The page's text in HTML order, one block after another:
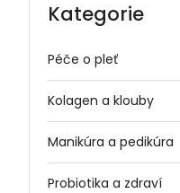
Kategorie
Péče o pleť
Kolagen a klouby
Manikúra a pedikúra
Probiotika a zdraví